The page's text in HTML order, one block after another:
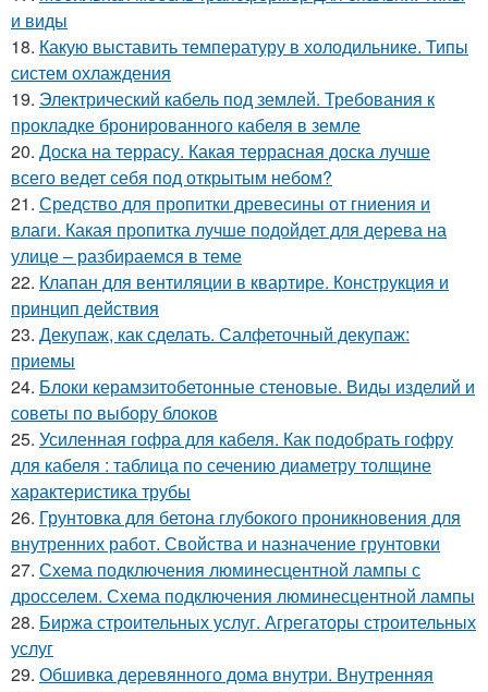
и виды
18. Какую выставить температуру в холодильнике. Типы
систем охлаждения
19. Электрический кабель под землей. Требования к
прокладке бронированного кабеля в земле
20. Доска на террасу. Какая террасная доска лучше
всего ведет себя под открытым небом?
21. Средство для пропитки древесины от гниения и
влаги. Какая пропитка лучше подойдет для дерева на
улице – разбираемся в теме
22. Клапан для вентиляции в квартире. Конструкция и
принцип действия
23. Декупаж, как сделать. Салфеточный декупаж:
приемы
24. Блоки керамзитобетонные стеновые. Виды изделий и
советы по выбору блоков
25. Усиленная гофра для кабеля. Как подобрать гофру
для кабеля : таблица по сечению диаметру толщине
характеристика трубы
26. Грунтовка для бетона глубокого проникновения для
внутренних работ. Свойства и назначение грунтовки
27. Схема подключения люминесцентной лампы с
дросселем. Схема подключения люминесцентной лампы
28. Биржа строительных услуг. Агрегаторы строительных
услуг
29. Обшивка деревянного дома внутри. Внутренняя